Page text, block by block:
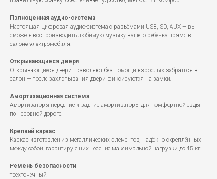
Полноценная аудио-система
Настоящая цифровая аудио-система с разъёмами USB, SD, AUX — вы
сможете воспроизводить любимую музыку вашего ребенка прямо в
салоне электромобиля.
Открывающиеся двери
Открывающиеся двери позволяют без помощи взрослых забраться в
салон — после захлопывания двери фиксируются на замки.
Амортизационная система
Амортизаторы передние и задние амортизаторы для комфортной езды
по неровной дороге.
Крепкий каркас
Каркас изготовлен из металлических элементов, надёжно скреплённых
между собой, гарантирующих несение максимальной нагрузки до 45 кг.
Ремень безопасности
трехточечный.